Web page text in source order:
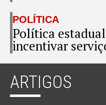
POLÍTICA
Política
incentivar
ARTIGOS